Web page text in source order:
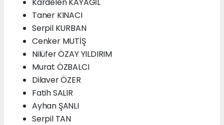
Taner KINACI
Serpil KURBAN
Cenker MUTİŞ
Nilüfer ÖZAY YILDIRIM
Murat ÖZBALCI
Dilaver ÖZER
Fatih SALIR
Ayhan ŞANLI
Serpil TAN